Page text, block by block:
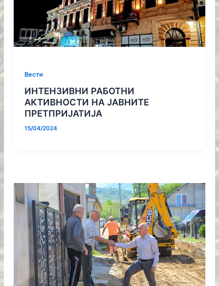
Вести
ИНТЕНЗИВНИ РАБОТНИ
АКТИВНОСТИ НА ЈАВНИТЕ
ПРЕТПРИЈАТИЈА
15/04/2024